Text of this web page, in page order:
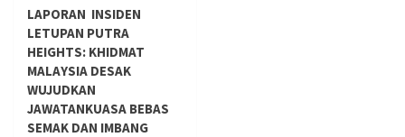
LAPORAN INSIDEN
LETUPAN PUTRA
HEIGHTS: KHIDMAT
MALAYSIA DESAK
WUJUDKAN
JAWATANKUASA BEBAS
SEMAK DAN IMBANG